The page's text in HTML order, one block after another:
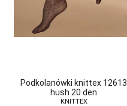
Podkolanówki knittex 12613
hush 20 den
KNITTEX